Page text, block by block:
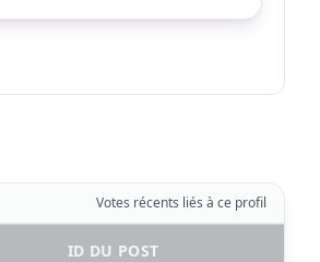
Votes récents liés à ce profil
ID DU POST